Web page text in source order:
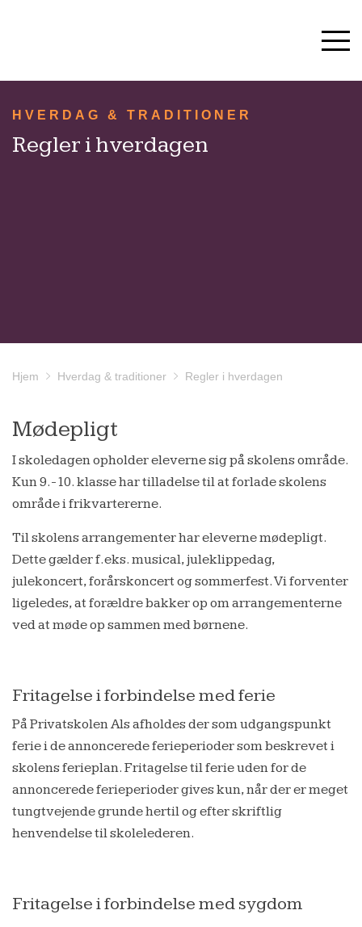
HVERDAG & TRADITIONER
Regler i hverdagen
Hjem Hverdag & traditioner Regler i hverdagen
Mødepligt
I skoledagen opholder eleverne sig på skolens område.
Kun 9.-10. klasse har tilladelse til at forlade skolens
område i frikvartererne.
Til skolens arrangementer har eleverne mødepligt.
Dette gælder f.eks. musical, juleklippedag,
julekoncert, forårskoncert og sommerfest. Vi forventer
ligeledes, at forældre bakker op om arrangementerne
ved at møde op sammen med børnene.
Fritagelse i forbindelse med ferie
På Privatskolen Als afholdes der som udgangspunkt
ferie i de annoncerede ferieperioder som beskrevet i
skolens ferieplan. Fritagelse til ferie uden for de
annoncerede ferieperioder gives kun, når der er meget
tungtvejende grunde hertil og efter skriftlig
henvendelse til skolelederen.
Fritagelse i forbindelse med sygdom